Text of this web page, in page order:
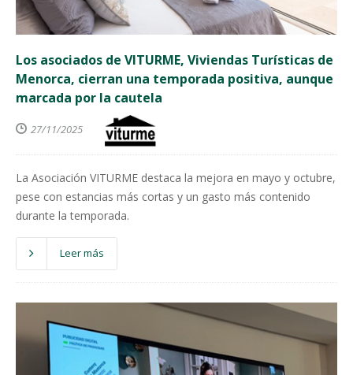
Los asociados de VITURME, Viviendas Turísticas de
Menorca, cierran una temporada positiva, aunque
marcada por la cautela
27/11/2025
La Asociación VITURME destaca la mejora en mayo y octubre,
pese con estancias más cortas y un gasto más contenido
durante la temporada.
Leer más